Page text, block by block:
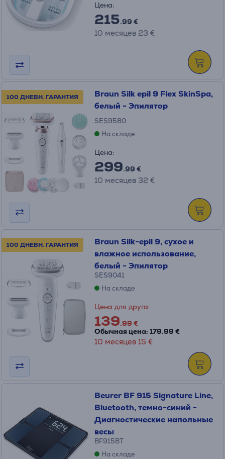
Цена:
215.99 €
10 месяцев 23 €
100 ДНЕВН. ГАРАНТИЯ
Braun Silk epil 9 Flex SkinSpa,
белый - Эпилятор
SES9580
На складе
Цена:
299.99 €
10 месяцев 32 €
100 ДНЕВН. ГАРАНТИЯ
Braun Silk-epil 9, сухое и
влажное использование,
белый - Эпилятор
SES9041
На складе
Цена для друга:
139.99 €
Обычная цена: 179.99 €
10 месяцев 15 €
Beurer BF 915 Signature Line,
Bluetooth, темно-синий -
Диагностические напольные
весы
BF915BT
На складе